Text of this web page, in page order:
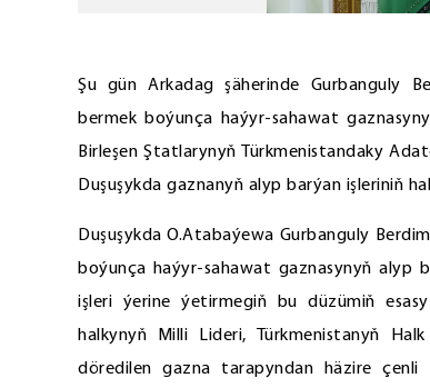
Şu gün Arkadag şäherinde Gurbanguly
bermek boýunça haýyr-sahawat
Birleşen Ştatlarynyň Türkmenistandaky
Duşuşykda gaznanyň alyp barýan işleriniň
Duşuşykda O.Atabaýewa Gurbanguly
boýunça haýyr-sahawat gaznasynyň alyp
işleri ýerine ýetirmegiň bu düzümiň
halkynyň Milli Lideri, Türkmenistanyň
döredilen gazna tarapyndan häzire çenli